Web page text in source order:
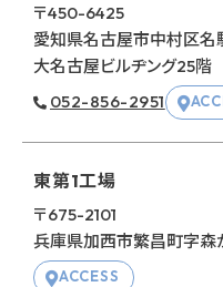
〒450-6425
愛知県名古屋市中村区名
大名古屋ビルヂング25階
052-856-2951
東第1⼯場
〒675-2101
兵庫県加⻄市繁昌町字森
ACCESS